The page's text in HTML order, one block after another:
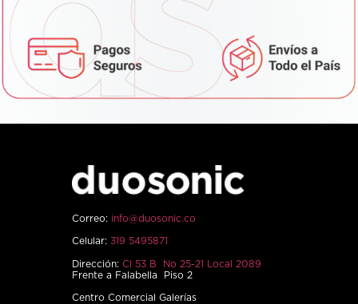
Correo: info@duosonic.co
Celular: 319 5495871
Dirección: Cl 53 B No 25-21 Local 2089
Frente a Falabella Piso 2
Centro Comercial Galerías